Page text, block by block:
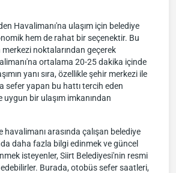
Havalimanı'na ulaşım için belediye
hem de rahat bir seçenektir. Bu
noktalarından geçerek
ortalama 20-25 dakika içinde
yanı sıra, özellikle şehir merkezi ile
sefer yapan bu hattı tercih eden
uygun bir ulaşım imkanından
havalimanı arasında çalışan belediye
daha fazla bilgi edinmek ve güncel
isteyenler, Siirt Belediyesi'nin resmi
Burada, otobüs sefer saatleri,